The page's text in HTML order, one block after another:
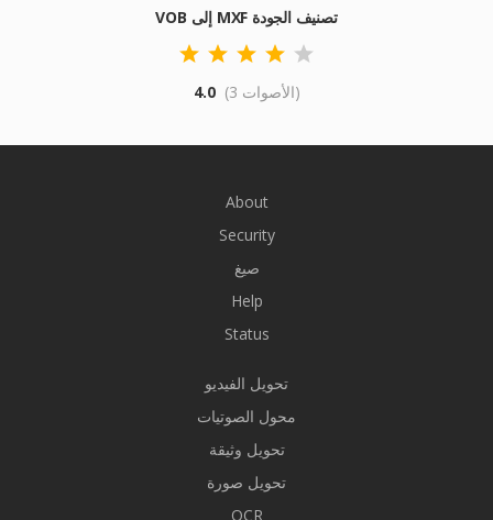
VOB إلى MXF تصنيف الجودة
4.0 (3 الأصوات)
About
Security
صيغ
Help
Status
تحويل الفيديو
محول الصوتيات
تحويل وثيقة
تحويل صورة
OCR